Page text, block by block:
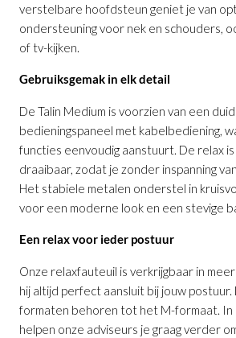
verstelbare hoofdsteun geniet je van
ondersteuning voor nek en schouders,
of tv-kijken.
Gebruiksgemak in elk detail
De Talin Medium is voorzien van een
bedieningspaneel met kabelbediening,
functies eenvoudig aanstuurt. De relax
draaibaar, zodat je zonder inspanning
Het stabiele metalen onderstel in
voor een moderne look en een stevige
Een relax voor ieder postuur
Onze relaxfauteuil is verkrijgbaar in
hij altijd perfect aansluit bij jouw
formaten behoren tot het M-formaat. In
helpen onze adviseurs je graag verder
Relaxfauteuil Talin Mis
je winkelmandje
Relaxfauteuil Talin M
Productnummer: G11100009790